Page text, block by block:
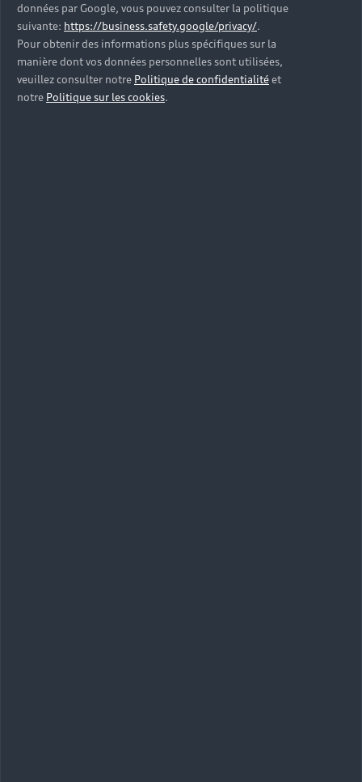
données par Google, vous pouvez consulter la politique
suivante: https://business.safety.google/privacy/.
Pour obtenir des informations plus spécifiques sur la
manière dont vos données personnelles sont utilisées,
veuillez consulter notre Politique de confidentialitéet
notre Politique sur les cookies.